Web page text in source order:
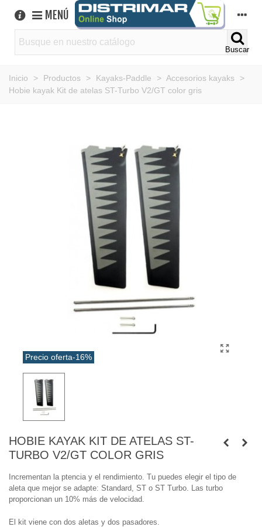
MENÚ
Buscar
Inicio > Productos > Kayaks-Paddle > Accesorios kayaks
>
Hobie kayak Kit de atelas ST-Turbo V2/GT color gris
Precio oferta-16%
HOBIE KAYAK KIT DE ATELAS ST-
TURBO V2/GT COLOR GRIS
Incrementan la ptencia y el rendimiento. Tu puedes elegir el tipo de
aleta que mejor se adapte: Standard, ST o ST Turbo. Las turbo
proporcionan un 10% más de velocidad.
El kit viene con dos aletas y dos pasadores.